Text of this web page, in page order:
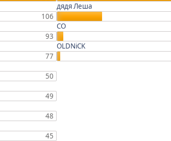
106
93
77
50
49
48
45
дядя Леша
СО
OLDNiCK